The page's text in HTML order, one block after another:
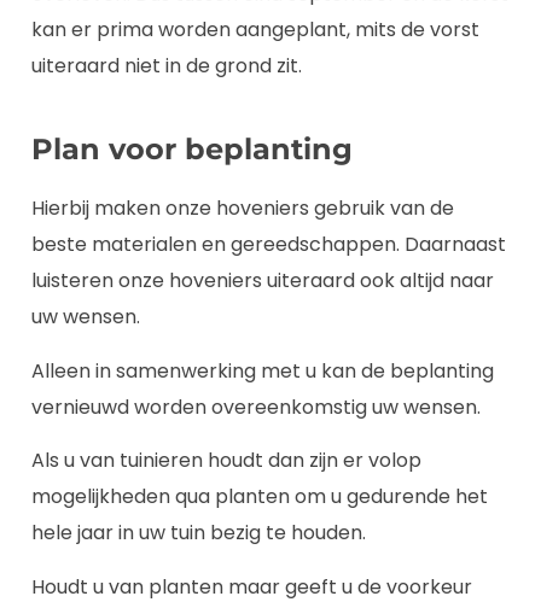
kan er prima worden aangeplant, mits de vorst
uiteraard niet in de grond zit.
Plan voor beplanting
Hierbij maken onze hoveniers gebruik van de
beste materialen en gereedschappen. Daarnaast
luisteren onze hoveniers uiteraard ook altijd naar
uw wensen.
Alleen in samenwerking met u kan de beplanting
vernieuwd worden overeenkomstig uw wensen.
Als u van tuinieren houdt dan zijn er volop
mogelijkheden qua planten om u gedurende het
hele jaar in uw tuin bezig te houden.
Houdt u van planten maar geeft u de voorkeur